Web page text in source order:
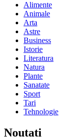
Alimente
Animale
Arta
Astre
Business
Istorie
Literatura
Natura
Plante
Sanatate
Sport
Tari
Tehnologie
Noutati